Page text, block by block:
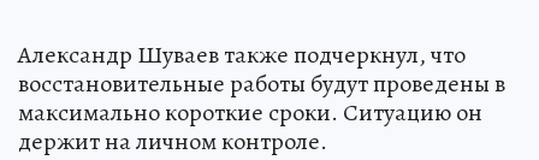
Александр Шуваев также подчеркнул, что
восстановительные работы будут проведены в
максимально короткие сроки. Ситуацию он
держит на личном контроле.